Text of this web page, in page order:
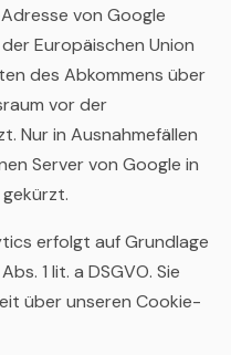
von Google
Europäischen Union
des Abkommens über
vor der
Nur in Ausnahmefällen
Server von Google in
erfolgt auf Grundlage
1 lit. a DSGVO. Sie
über unseren Cookie-